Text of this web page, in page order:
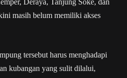
Deraya, Tanjung Soke, dan
masih belum memiliki akses
tersebut harus menghadapi
kubangan yang sulit dilalui,